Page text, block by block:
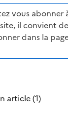
vous abonner
il convient
dans la
article (1)